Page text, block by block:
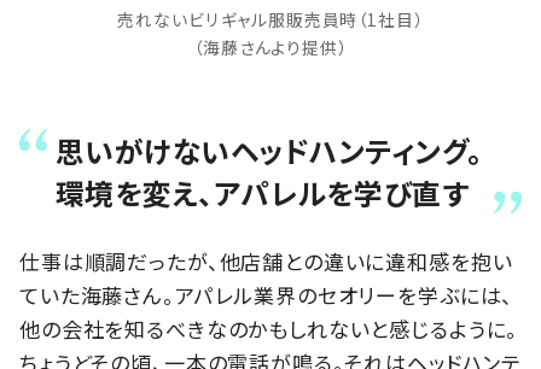
売れないビリギャル服販売員時（1社目）
（海藤さんより提供）
思いがけないヘッドハンティング。
環境を変え、アパレルを学び直す
仕事は順調だったが、他店舗との違いに違和感を抱い
ていた海藤さん。アパレル業界のセオリーを学ぶには、
他の会社を知るべきなのかもしれないと感じるように。
ちょうどその頃、一本の電話が鳴る。それはヘッドハンテ